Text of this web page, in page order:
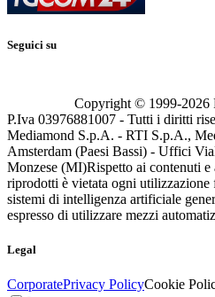
Seguici su
Copyright © 1999-2026
P.Iva 03976881007 - Tutti i diritti
Mediamond S.p.A. - RTI S.p.A.,
Amsterdam (Paesi Bassi) - Uffici
Monzese (MI)Rispetto ai contenuti e
riprodotti è vietata ogni utilizzazione
sistemi di intelligenza artificiale
espresso di utilizzare mezzi
Legal
CorporatePrivacy PolicyCookie